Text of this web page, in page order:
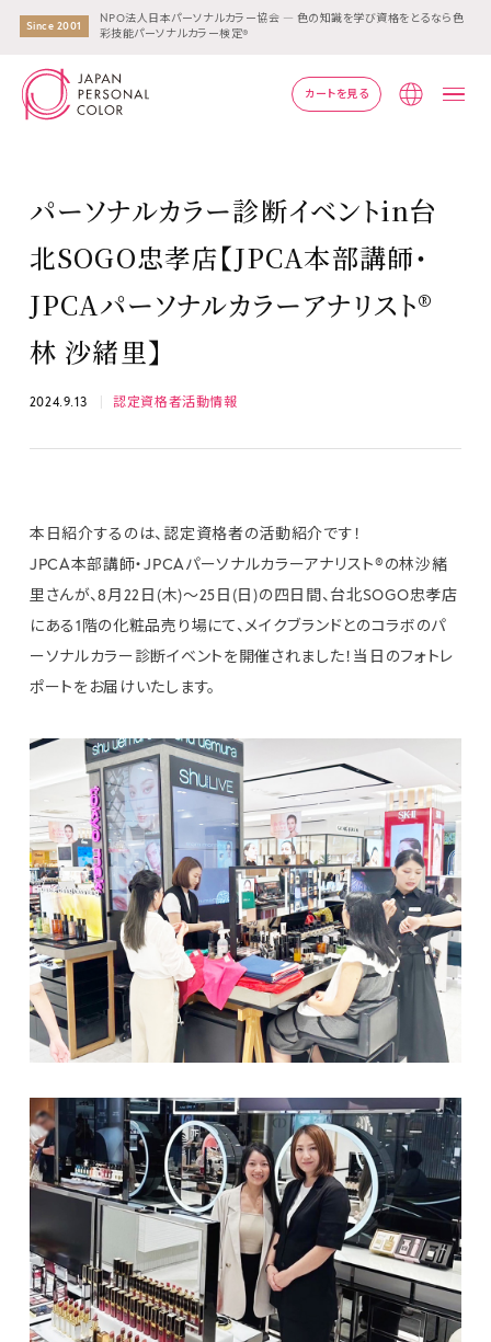
Since 2001
NPO法人日本パーソナルカラー協会 ― 色の知識を学び資格をとるなら色
彩技能パーソナルカラー検定®
カートを見る
パーソナルカラー診断イベントin台
北SOGO忠孝店【JPCA本部講師・
JPCAパーソナルカラーアナリスト®
林 沙緒里】
2024.9.13 認定資格者活動情報
本日紹介するのは、認定資格者の活動紹介です！
JPCA本部講師・JPCAパーソナルカラーアナリスト®の林沙緒
里さんが、8月22日(木)～25日(日)の四日間、台北SOGO忠孝店
にある1階の化粧品売り場にて、メイクブランドとのコラボのパ
ーソナルカラー診断イベントを開催されました！当日のフォトレ
ポートをお届けいたします。